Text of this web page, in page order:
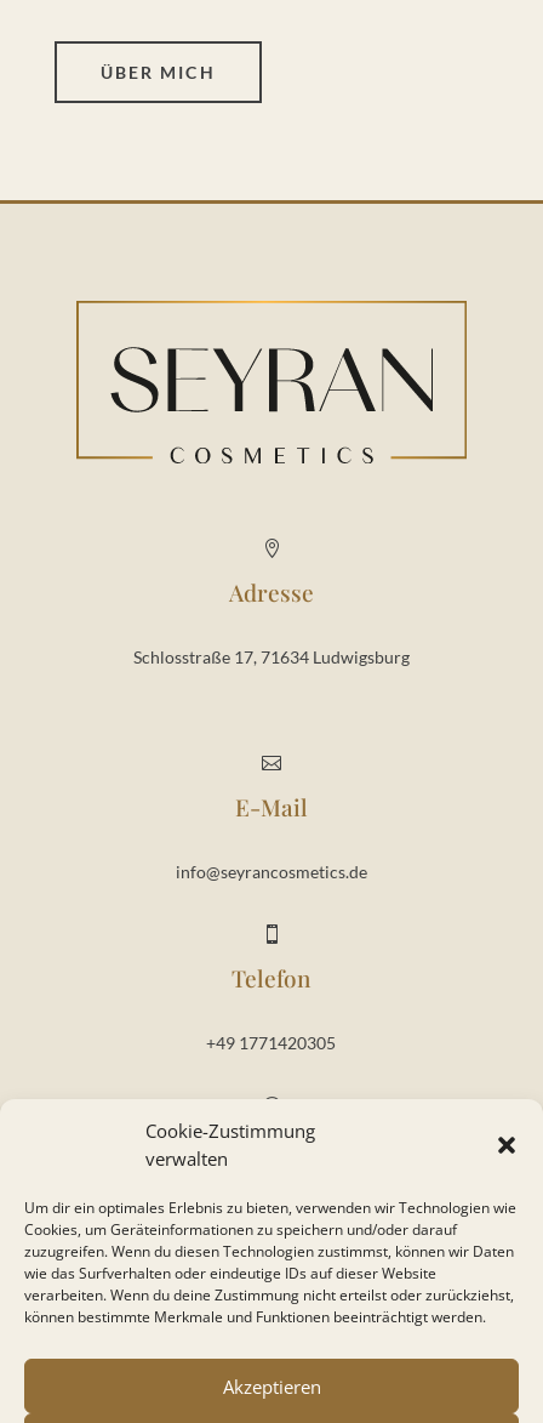
Cookie-Zustimmung
verwalten
Um dir ein optimales Erlebnis zu bieten, verwenden wir Technologien wie
Cookies, um Geräteinformationen zu speichern und/oder darauf
zuzugreifen. Wenn du diesen Technologien zustimmst, können wir Daten
wie das Surfverhalten oder eindeutige IDs auf dieser Website
verarbeiten. Wenn du deine Zustimmung nicht erteilst oder zurückziehst,
können bestimmte Merkmale und Funktionen beeinträchtigt werden.
Akzeptieren
ÜBER MICH

Adresse
Schlosstraße 17, 71634 Ludwigsburg

E-Mail
info@seyrancosmetics.de

Telefon
+49 1771420305
}
Öffnungszeiten
Dienstag – Freitag: 10:00 – 18:00 Uhr
Samstag: 09:00 – 17:00 Uhr